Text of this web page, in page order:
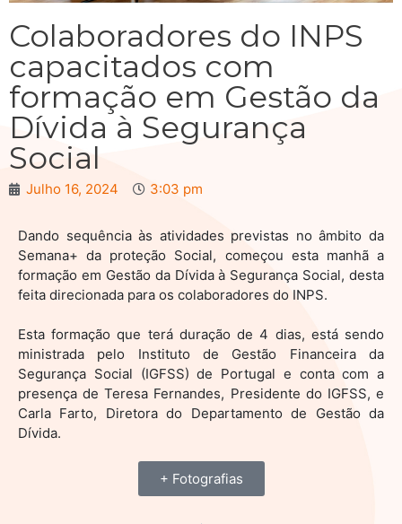
Colaboradores do INPS
capacitados com
formação em Gestão da
Dívida à Segurança
Social
Julho 16, 2024 3:03 pm
Dando sequência às atividades previstas no âmbito da
Semana+ da proteção Social, começou esta manhã a
formação em Gestão da Dívida à Segurança Social, desta
feita direcionada para os colaboradores do INPS.
Esta formação que terá duração de 4 dias, está sendo
ministrada pelo Instituto de Gestão Financeira da
Segurança Social (IGFSS) de Portugal e conta com a
presença de Teresa Fernandes, Presidente do IGFSS, e
Carla Farto, Diretora do Departamento de Gestão da
Dívida.
+ Fotografias